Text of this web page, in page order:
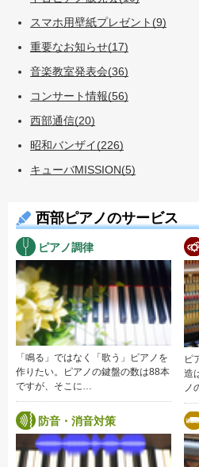
スマホ用壁紙プレゼント(9)
重要なお知らせ(17)
音楽教室発表会(36)
コンサート情報(56)
西部通信(20)
昭和バンザイ(226)
キューバMISSION(5)
西部ピアノのサービス
ピアノ調律
「鳴る」ではなく「歌う」ピアノを
作りたい。ピアノの鍵盤の数は88本
ですが、そこに…
ピ
造
ノ
防音・消音対策